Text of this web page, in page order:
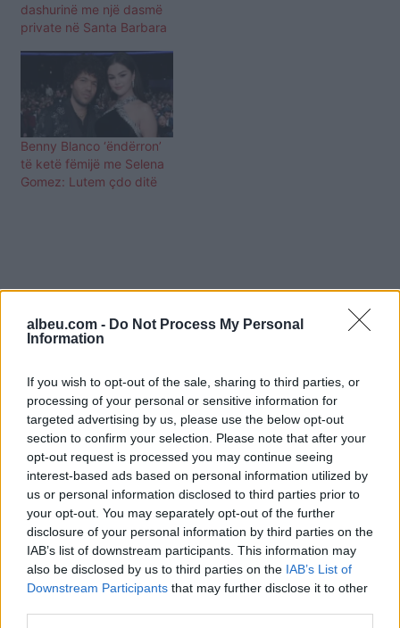
albeu.com - Do Not Process My Personal
Information
If you wish to opt-out of the sale, sharing to third parties, or
processing of your personal or sensitive information for
targeted advertising by us, please use the below opt-out
section to confirm your selection. Please note that after your
opt-out request is processed you may continue seeing
interest-based ads based on personal information utilized by
us or personal information disclosed to third parties prior to
your opt-out. You may separately opt-out of the further
disclosure of your personal information by third parties on the
IAB’s list of downstream participants. This information may
also be disclosed by us to third parties on the IAB’s List of
Downstream Participants that may further disclose it to other
dashurinë me një dasmë
private në Santa Barbara
Benny Blanco ‘ëndërron’
të ketë fëmijë me Selena
Gomez: Lutem çdo ditë
Shtuarmë20.05.2026 15:49